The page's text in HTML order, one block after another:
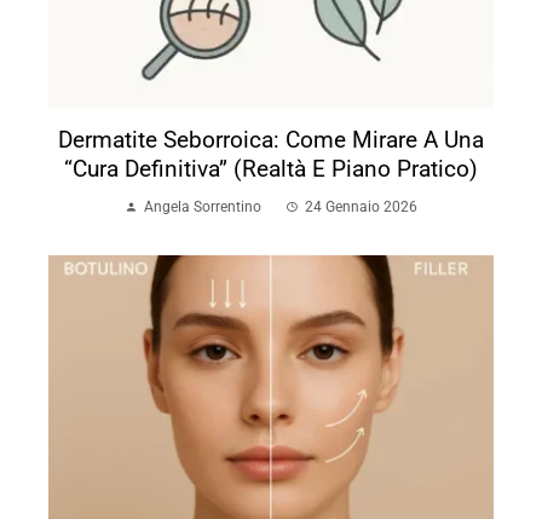
Dermatite Seborroica: Come Mirare A Una
“cura Definitiva” (realtà E Piano Pratico)
Angela Sorrentino 24 Gennaio 2026